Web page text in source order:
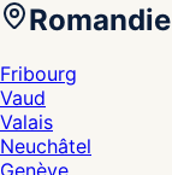
Fribourg
Vaud
Valais
Neuchâtel
Genève